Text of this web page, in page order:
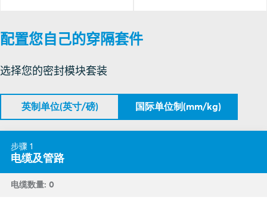
配置您自己的穿隔套件
选择您的密封模块套装